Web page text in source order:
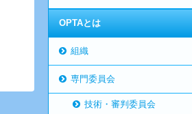
OPTAとは
組織
専門委員会
技術・審判委員会